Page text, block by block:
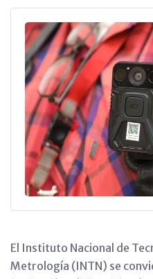
El Instituto Nacional de
Metrología (INTN) se